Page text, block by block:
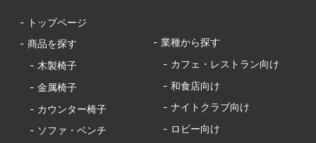
- トップページ
- 商品を探す
- 木製椅子
- 金属椅子
- カウンター椅子
- ソファ・ベンチ
- 業種から探す
- カフェ・レストラン向け
- 和食店向け
- ナイトクラブ向け
- ロビー向け